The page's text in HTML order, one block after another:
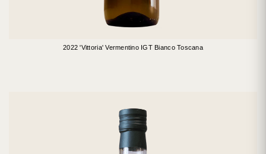
2022 'Vittoria' Vermentino IGT Bianco Toscana